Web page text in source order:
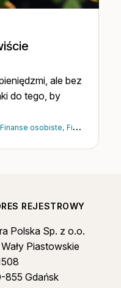
ale bez
do tego, by
Finanse osobiste, Finanse,
REJESTROWY
Polska Sp. z o.o.
Piastowskie
855 Gdańsk